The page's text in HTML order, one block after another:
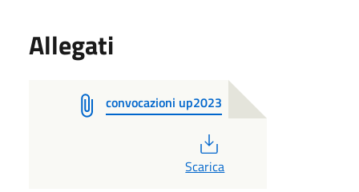
Allegati
convocazioni up2023
Scarica